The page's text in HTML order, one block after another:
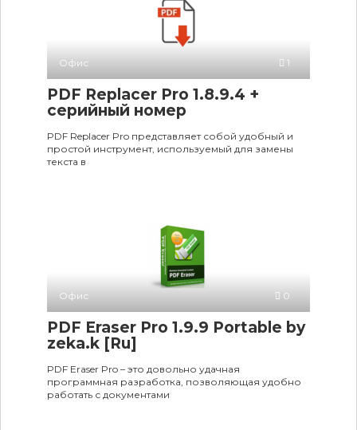
Офис 1
PDF Replacer Pro 1.8.9.4 +
серийный номер
PDF Replacer Pro представляет собой удобный и
простой инструмент, используемый для замены
текста в
Офис 0
PDF Eraser Pro 1.9.9 Portable by
zeka.k [Ru]
PDF Eraser Pro – это довольно удачная
программная разработка, позволяющая удобно
работать с документами